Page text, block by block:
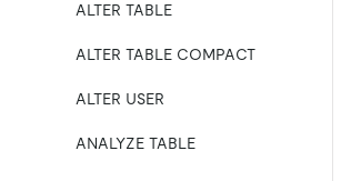
ALTER TABLE
ALTER TABLE COMPACT
ALTER USER
ANALYZE TABLE